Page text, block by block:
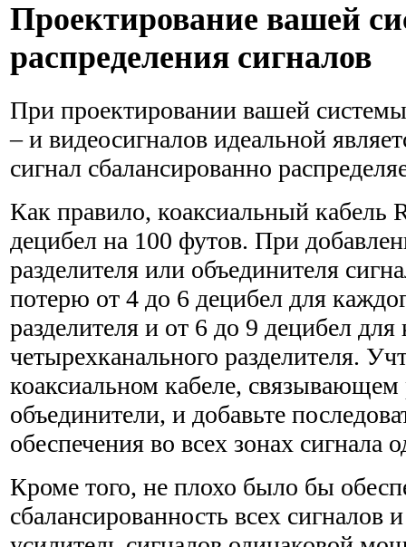
Проектирование вашей
распределения сигналов
При проектировании вашей
– и видеосигналов идеальной
сигнал сбалансированно
Как правило, коаксиальный кабель
децибел на 100 футов. При
разделителя или объединителя
потерю от 4 до 6 децибел для
разделителя и от 6 до 9 децибел для
четырехканального разделителя.
коак­сиальном кабеле, связывающем
объединители, и добавьте
обеспечения во всех зонах
Кроме того, не плохо было бы
сбалансированность всех сигналов